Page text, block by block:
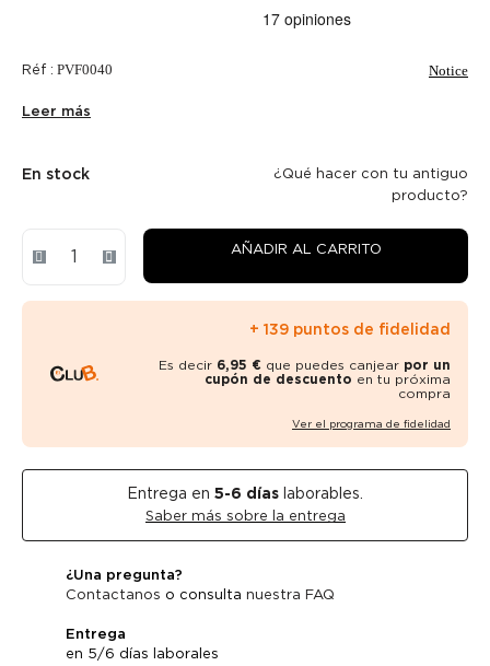
Réf : PVF0040 Notice
Leer más
En stock
¿Qué hacer con tu antiguo
producto?
AÑADIR AL CARRITO
+ 139 puntos de fidelidad
Es decir 6,95 € que puedes canjear por un
cupón de descuento en tu próxima
compra
Ver el programa de fidelidad
Entrega en 5-6 días laborables.
Saber más sobre la entrega
¿Una pregunta?
Contactanos o consulta nuestra FAQ
Entrega
en 5/6 días laborales